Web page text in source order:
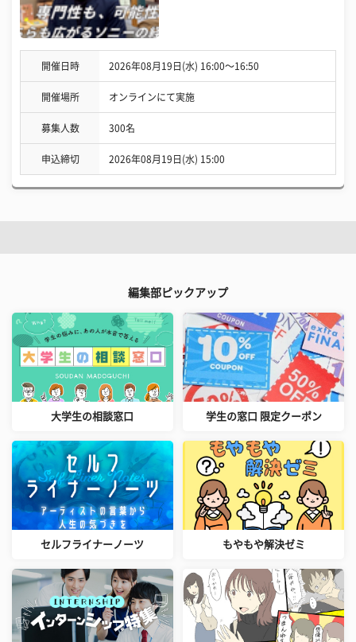
開催日時 2026年08月19日(水) 16:00〜16:50
開催場所 オンラインにて実施
募集人数 300名
申込締切 2026年08月19日(水) 15:00
編集部ピックアップ
大学生の相談窓口 学生の窓口 限定クーポン
セルフライナーノーツ もやもや解決ゼミ